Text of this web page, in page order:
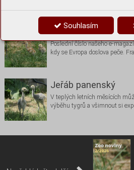
Souhlasím
Nenechte si ujít
Editorial
Poslední číslo našeho e-
kdy se Evropa doslova peče.
Jeřáb panenský
V teplých letních měsících
výběhu tygrů a všimnout si